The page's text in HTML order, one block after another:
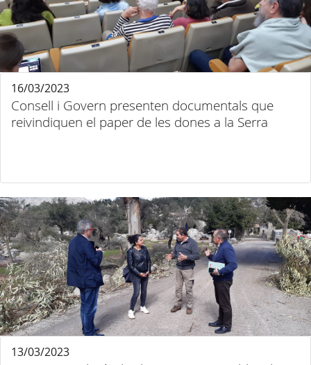
Consell i Govern presenten documentals que
reivindiquen el paper de les dones a la Serra
16/03/2023
13/03/2023